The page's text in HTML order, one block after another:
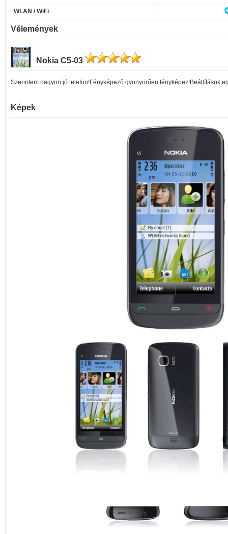
WLAN / WiFi
Vélemények
Nokia C5-03
Szerintem nagyon jó telefon!Fényképező gyönyörűen fényképez!Beállítások
Képek